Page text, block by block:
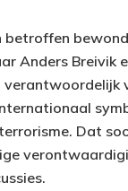
betroffen
Anders Breivik
verantwoordelijk
Dat